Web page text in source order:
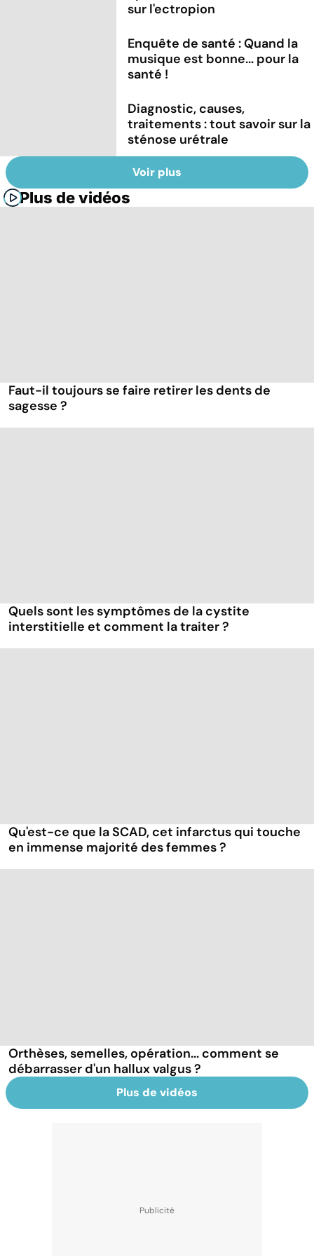
sur l'ectropion
Enquête de santé : Quand la
musique est bonne... pour la
santé !
Diagnostic, causes,
traitements : tout savoir sur la
sténose urétrale
Voir plus
Plus de vidéos
Faut-il toujours se faire retirer les dents de
sagesse ?
Quels sont les symptômes de la cystite
interstitielle et comment la traiter ?
Qu'est-ce que la SCAD, cet infarctus qui touche
en immense majorité des femmes ?
Orthèses, semelles, opération... comment se
débarrasser d'un hallux valgus ?
Plus de vidéos